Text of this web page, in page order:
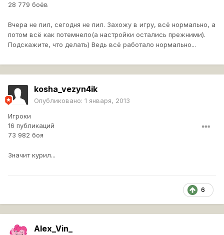
28 779 боёв
Вчера не пил, сегодня не пил. Захожу в игру, всё нормально, а
потом всё как потемнело(а настройки остались прежними).
Подскажите, что делать) Ведь всё работало нормально...
kosha_vezyn4ik
Опубликовано: 1 января, 2013
Игроки
16 публикаций
73 982 боя
Значит курил...
6
Alex_Vin_